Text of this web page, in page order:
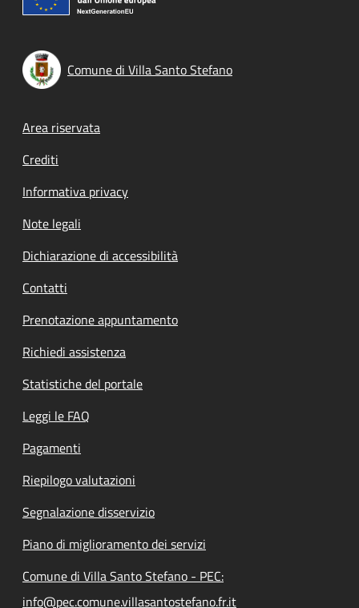
Comune di Villa Santo Stefano
Footer menu
Area riservata
Crediti
Informativa privacy
Note legali
Dichiarazione di accessibilità
Contatti
Prenotazione appuntamento
Richiedi assistenza
Statistiche del portale
Leggi le FAQ
Pagamenti
Riepilogo valutazioni
Segnalazione disservizio
Piano di miglioramento dei servizi
Comune di Villa Santo Stefano - PEC:
info@pec.comune.villasantostefano.fr.it